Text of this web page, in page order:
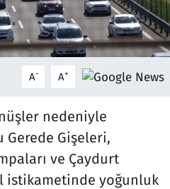
A- A+
nedeniyle
Gişeleri,
ve Çaydurt
istikametinde yoğunluk